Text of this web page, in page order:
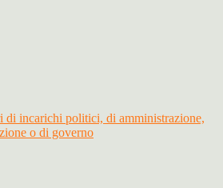
di incarichi politici, di amministrazione,
o di governo